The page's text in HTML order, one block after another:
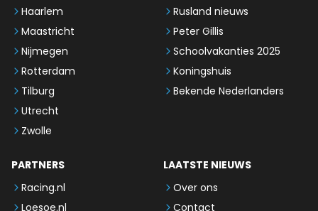
Haarlem
Maastricht
Nijmegen
Rotterdam
Tilburg
Utrecht
Zwolle
Rusland nieuws
Peter Gillis
Schoolvakanties 2025
Koningshuis
Bekende Nederlanders
PARTNERS
Racing.nl
Loesoe.nl
LAATSTE NIEUWS
Over ons
Contact